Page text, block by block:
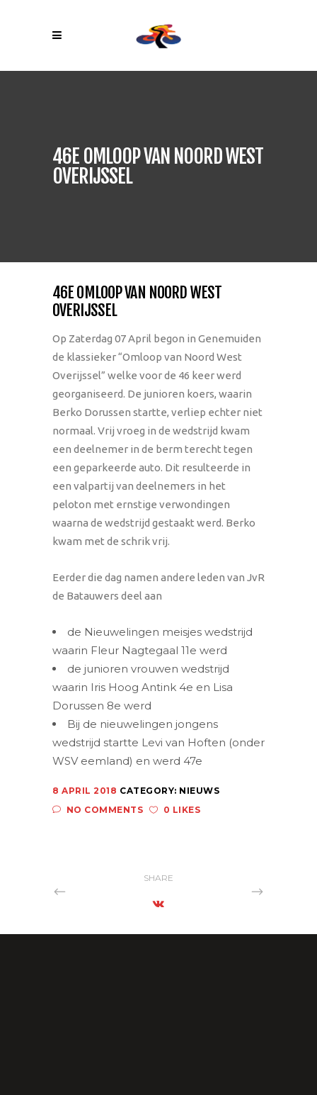
46E OMLOOP VAN NOORD WEST
OVERIJSSEL
46E OMLOOP VAN NOORD WEST
OVERIJSSEL
Op Zaterdag 07 April begon in Genemuiden
de klassieker “Omloop van Noord West
Overijssel” welke voor de 46 keer werd
georganiseerd. De junioren koers, waarin
Berko Dorussen startte, verliep echter niet
normaal. Vrij vroeg in de wedstrijd kwam
een deelnemer in de berm terecht tegen
een geparkeerde auto. Dit resulteerde in
een valpartij van deelnemers in het
peloton met ernstige verwondingen
waarna de wedstrijd gestaakt werd. Berko
kwam met de schrik vrij.
Eerder die dag namen andere leden van JvR
de Batauwers deel aan
de Nieuwelingen meisjes wedstrijd
waarin Fleur Nagtegaal 11e werd
de junioren vrouwen wedstrijd
waarin Iris Hoog Antink 4e en Lisa
Dorussen 8e werd
Bij de nieuwelingen jongens
wedstrijd startte Levi van Hoften (onder
WSV eemland) en werd 47e
8 APRIL 2018 CATEGORY: NIEUWS
NO COMMENTS
0 LIKES
SHARE